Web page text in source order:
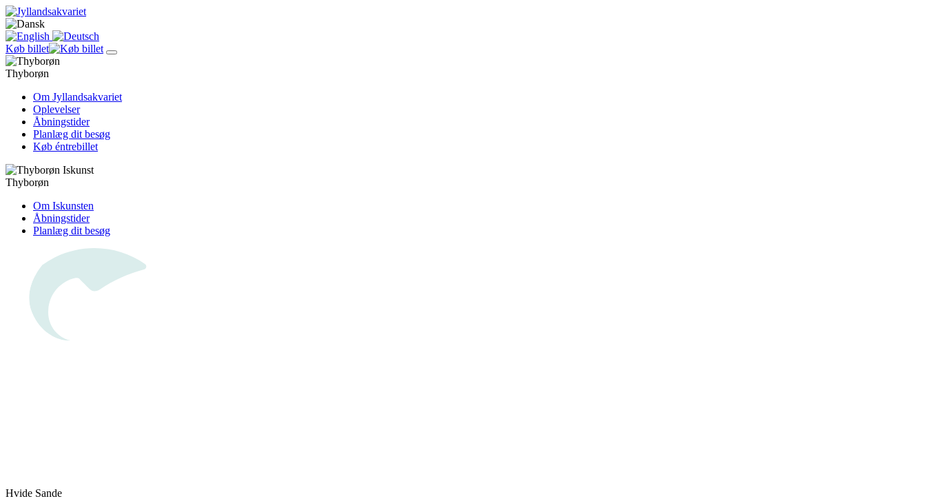
Køb billet
Thyborøn
Om Jyllandsakvariet
Oplevelser
Åbningstider
Planlæg dit besøg
Køb éntrebillet
Thyborøn
Om Iskunsten
Åbningstider
Planlæg dit besøg
Hvide Sande